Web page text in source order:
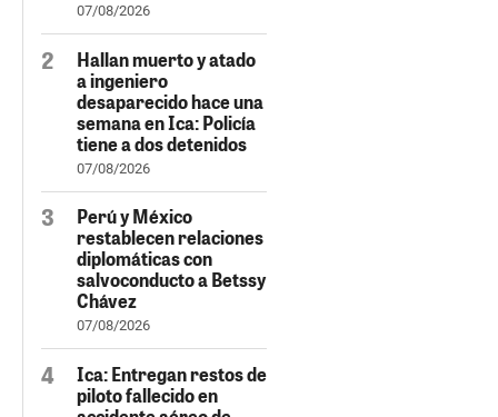
07/08/2026
Hallan muerto y atado
a ingeniero
desaparecido hace una
semana en Ica: Policía
tiene a dos detenidos
07/08/2026
Perú y México
restablecen relaciones
diplomáticas con
salvoconducto a Betssy
Chávez
07/08/2026
Ica: Entregan restos de
piloto fallecido en